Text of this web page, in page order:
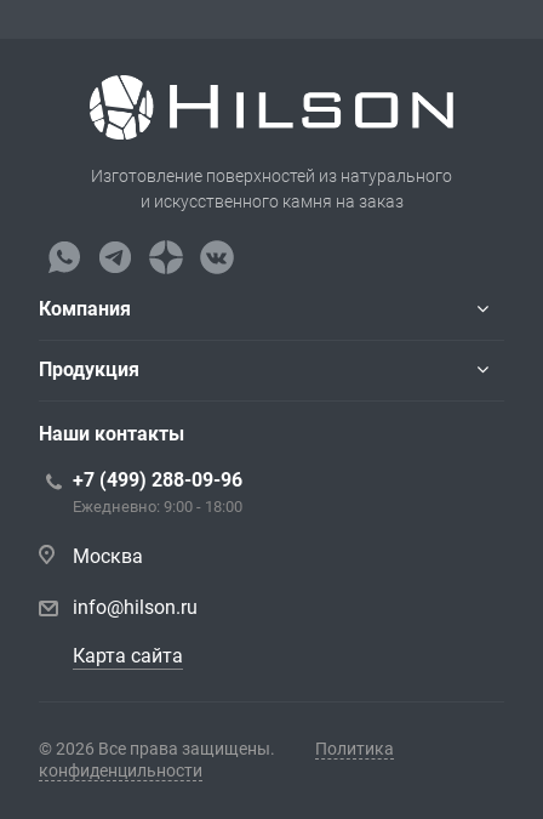
Изготовление поверхностей из натурального
и искусственного камня на заказ
Компания
Продукция
Наши контакты
+7 (499) 288-09-96
Ежедневно: 9:00 - 18:00
Москва
info@hilson.ru
Карта сайта
© 2026 Все права защищены.
Политика
конфиденцильности